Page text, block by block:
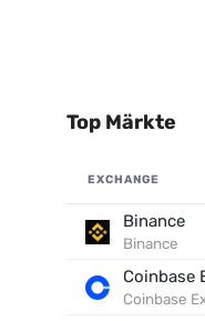
Top Märkte
EXCHANGE
Binance
Binance
Coinbase